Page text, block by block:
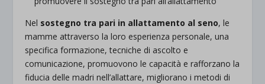
Nel sostegno tra pari in allattamento al seno, le
mamme attraverso la loro esperienza personale, una
specifica formazione, tecniche di ascolto e
comunicazione, promuovono le capacità e rafforzano la
fiducia delle madri nell’allattare, migliorano i metodi di